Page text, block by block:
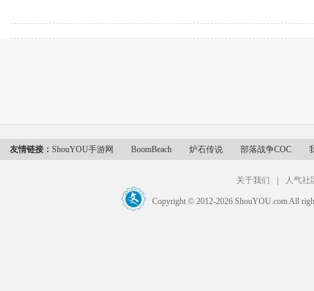
友情链接： ShouYOU手游网 BoomBeach 炉石传说 部落战争COC
关于我们 人气社
Copyright © 2012-2026 ShouYOU.com All